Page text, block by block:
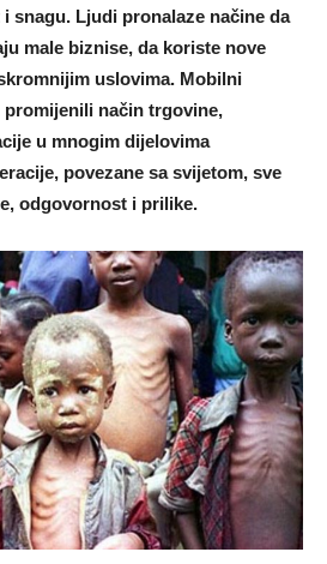
snagu. Ljudi pronalaze načine da
male biznise, da koriste nove
uslovima. Mobilni
način trgovine,
u mnogim dijelovima
povezane sa svijetom, sve
odgovornost i prilike.